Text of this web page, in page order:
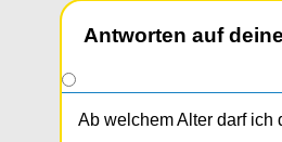
Antworten auf
Ab welchem Alter darf ich